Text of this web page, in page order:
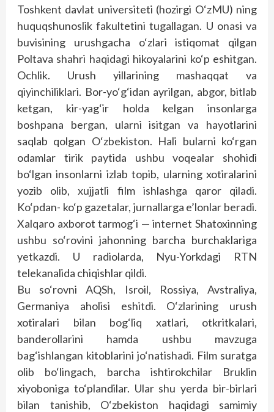
Toshkent davlat universiteti (hozirgi O‘zMU) ning
huquqshunoslik fakultetini tugallagan. U onasi va
buvisining urushgacha o‘zlari istiqomat qilgan
Poltava shahri haqidagi hikoyalarini ko‘p eshitgan.
Ochlik. Urush yillarining mashaqqat va
qiyinchiliklari. Bor-yo‘g‘idan ayrilgan, abgor, bitlab
ketgan, kir-yag‘ir holda kelgan insonlarga
boshpana bergan, ularni isitgan va hayotlarini
saqlab qolgan O‘zbekiston. Hali bularni ko‘rgan
odamlar tirik paytida ushbu voqealar shohidi
bo‘lgan insonlarni izlab topib, ularning xotiralarini
yozib olib, xujjatli film ishlashga qaror qiladi.
Ko‘pdan- ko‘p gazetalar, jurnallarga e’lonlar beradi.
Xalqaro axborot tarmog‘i — internet Shatoxinning
ushbu so‘rovini jahonning barcha burchaklariga
yetkazdi. U radiolarda, Nyu-Yorkdagi RTN
telekanalida chiqishlar qildi.
Bu so‘rovni AQSh, Isroil, Rossiya, Avstraliya,
Germaniya aholisi eshitdi. O‘zlarining urush
xotiralari bilan bog‘liq xatlari, otkritkalari,
banderollarini hamda ushbu mavzuga
bag‘ishlangan kitoblarini jo‘natishadi. Film suratga
olib bo‘lingach, barcha ishtirokchilar Bruklin
xiyoboniga to‘plandilar. Ular shu yerda bir-birlari
bilan tanishib, O‘zbekiston haqidagi samimiy